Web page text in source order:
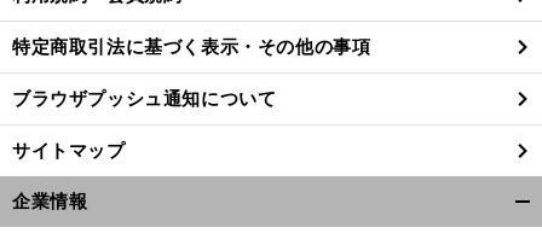
特定商取引法に基づく表示・その他の事項
ブラウザプッシュ通知について
サイトマップ
企業情報